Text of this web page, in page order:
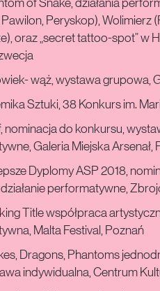
of Snake, działania
Peryskop), Wolimierz
oraz „secret tattoo-spot” w
wąż, wystawa grupowa,
Sztuki, 38 Konkurs im.
nominacja do konkursu,
Galeria Miejska Arsenał,
Dyplomy ASP 2018,
performatywne,
Title współpraca
Malta Festival, Poznań
Dragons, Phantoms
indywidualna, Centrum